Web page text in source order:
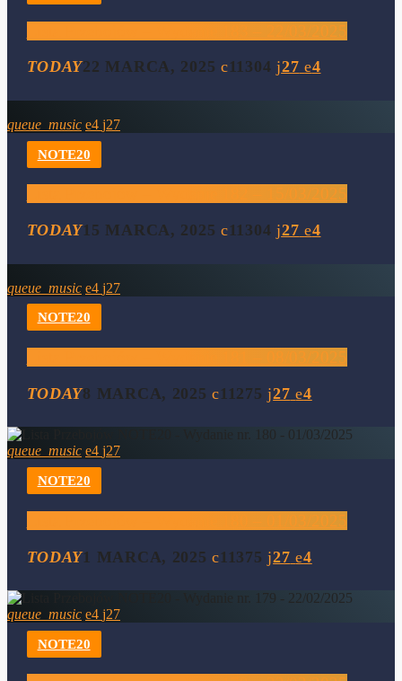
Lista Przebojów – Wydanie 183 – 22/03/2025
TODAY22 MARCA, 2025 11304 27 4
queue_music 4 27
NOTE20
Lista Przebojów – Wydanie 182 – 15/03/2025
TODAY15 MARCA, 2025 11304 27 4
queue_music 4 27
NOTE20
Lista Przebojów – Wydanie 181 – 08/03/2025
TODAY8 MARCA, 2025 11275 27 4
queue_music 4 27
NOTE20
Lista Przebojów – Wydanie 180 – 01/03/2025
TODAY1 MARCA, 2025 11375 27 4
queue_music 4 27
NOTE20